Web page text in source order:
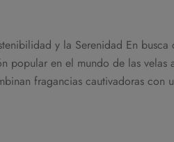
y la Serenidad En busca
popular en el mundo de las
fragancias cautivadoras con